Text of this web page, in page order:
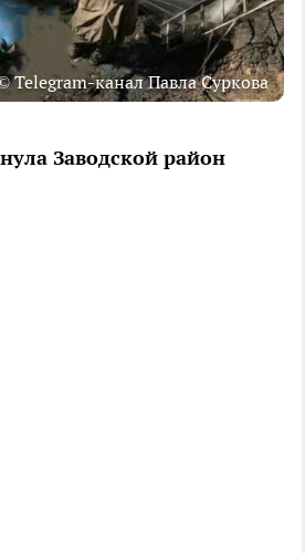
Telegram-канал Павла Суркова
Заводской район